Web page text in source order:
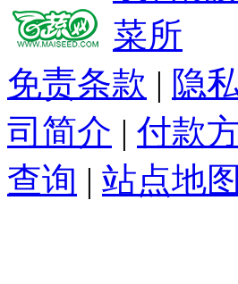
免责条款 | 隐
司简介 | 付款
查询 | 站点地图